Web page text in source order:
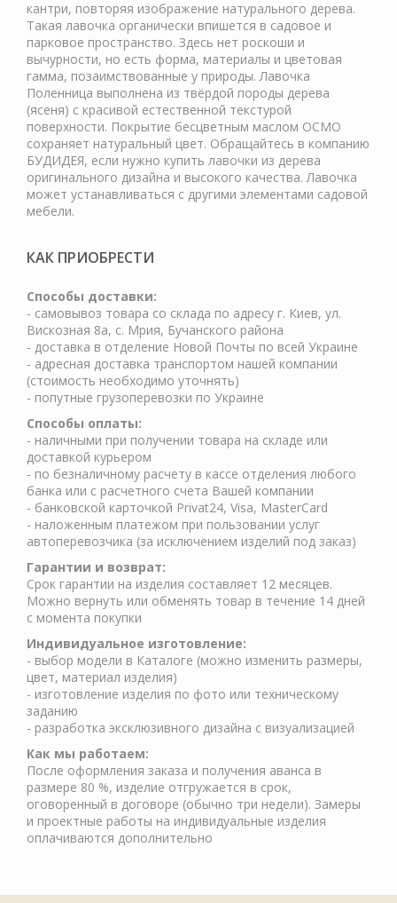
кантри, повторяя изображение натурального дерева.
Такая лавочка органически впишется в садовое и
парковое пространство. Здесь нет роскоши и
вычурности, но есть форма, материалы и цветовая
гамма, позаимствованные у природы. Лавочка
Поленница выполнена из твёрдой породы дерева
(ясеня) с красивой естественной текстурой
поверхности. Покрытие бесцветным маслом ОСМО
сохраняет натуральный цвет. Обращайтесь в компанию
БУДИДЕЯ, если нужно купить лавочки из дерева
оригинального дизайна и высокого качества. Лавочка
может устанавливаться с другими элементами садовой
мебели.
КАК ПРИОБРЕСТИ
Cпособы доставки:
- самовывоз товара со склада по адресу г. Киев, ул.
Вискозная 8а, с. Мрия, Бучанского района
- доставка в отделение Новой Почты по всей Украине
- адресная доставка транспортом нашей компании
(стоимость необходимо уточнять)
- попутные грузоперевозки по Украине
Способы оплаты:
- наличными при получении товара на складе или
доставкой курьером
- по безналичному расчету в кассе отделения любого
банка или с расчетного счета Вашей компании
- банковской карточкой Privat24, Visa, MasterCard
- наложенным платежом при пользовании услуг
автоперевозчика (за исключением изделий под заказ)
Гарантии и возврат:
Срок гарантии на изделия составляет 12 месяцев.
Можно вернуть или обменять товар в течение 14 дней
с момента покупки
Индивидуальное изготовление:
- выбор модели в Каталоге (можно изменить размеры,
цвет, материал изделия)
- изготовление изделия по фото или техническому
заданию
- разработка эксклюзивного дизайна с визуализацией
Как мы работаем:
После оформления заказа и получения аванса в
размере 80 %, изделие отгружается в срок,
оговоренный в договоре (обычно три недели). Замеры
и проектные работы на индивидуальные изделия
оплачиваются дополнительно